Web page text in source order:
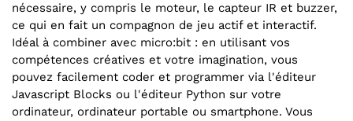
nécessaire, y compris le moteur, le capteur IR et buzzer,
ce qui en fait un compagnon de jeu actif et interactif.
Idéal à combiner avec micro:bit : en utilisant vos
compétences créatives et votre imagination, vous
pouvez facilement coder et programmer via l'éditeur
Javascript Blocks ou l'éditeur Python sur votre
ordinateur, ordinateur portable ou smartphone. Vous